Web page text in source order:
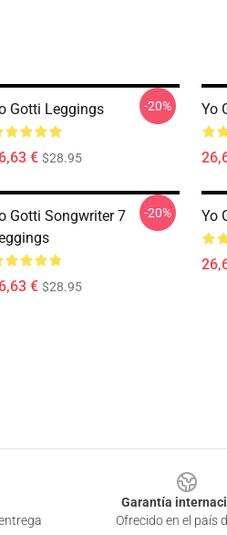
Gotti Leggings
€ $28.95
-20% Yo
Gotti Songwriter 7
€ $28.95
-20% Yo
Garantía
Ofrecido en el país